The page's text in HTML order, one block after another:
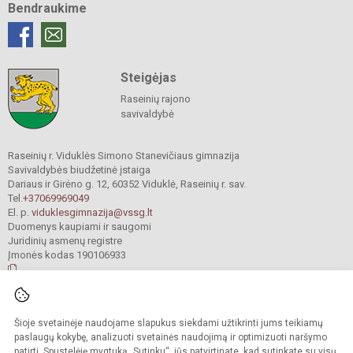
Šioje svetainėje naudojame slapukus siekdami užtikrinti jums teikiamų
paslaugų kokybę, analizuoti svetainės naudojimą ir optimizuoti naršymo
Bendraukime
Steigėjas
Raseinių rajono
savivaldybė
Raseinių r. Viduklės Simono Stanevičiaus gimnazija
Savivaldybės biudžetinė įstaiga
Dariaus ir Girėno g. 12, 60352 Viduklė, Raseinių r. sav.
Tel.+37069969049
El. p. viduklesgimnazija@vssg.lt
Duomenys kaupiami ir saugomi
Juridinių asmenų registre
Įmonės kodas 190106933
saugomos.
Kopijuoti turinį be raštiško gimnazijos sutikimo griežtai draudžiama.